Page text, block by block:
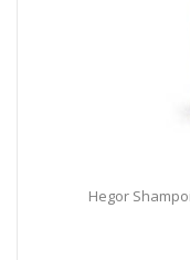
Hegor